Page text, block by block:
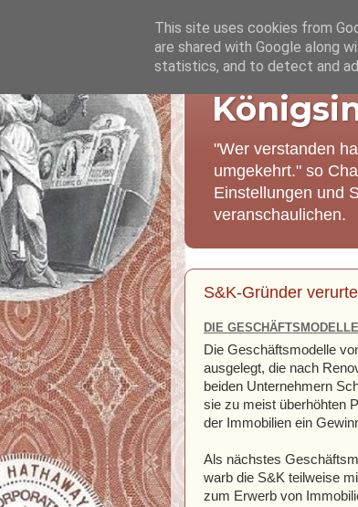
"Wer verstanden
umgekehrt." so
Einstellungen und
veranschaulichen.
S&K-Gründer
DIE
Die Geschäftsmodelle
ausgelegt, die nach
beiden Unternehmern
sie zu meist überhöhten
der Immobilien ein
Als nächstes
warb die S&K teilweise
zum Erwerb von
This site uses cookies from
are shared with Google along
statistics, and to detect and